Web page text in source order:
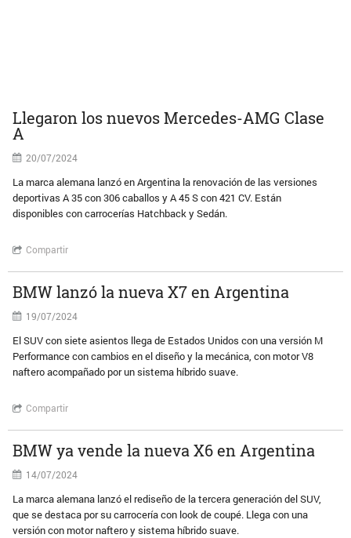
Llegaron los nuevos Mercedes-AMG Clase
A
20/07/2024
La marca alemana lanzó en Argentina la renovación de las versiones
deportivas A 35 con 306 caballos y A 45 S con 421 CV. Están
disponibles con carrocerías Hatchback y Sedán.
Compartir
BMW lanzó la nueva X7 en Argentina
19/07/2024
El SUV con siete asientos llega de Estados Unidos con una versión M
Performance con cambios en el diseño y la mecánica, con motor V8
naftero acompañado por un sistema híbrido suave.
Compartir
BMW ya vende la nueva X6 en Argentina
14/07/2024
La marca alemana lanzó el rediseño de la tercera generación del SUV,
que se destaca por su carrocería con look de coupé. Llega con una
versión con motor naftero y sistema híbrido suave.